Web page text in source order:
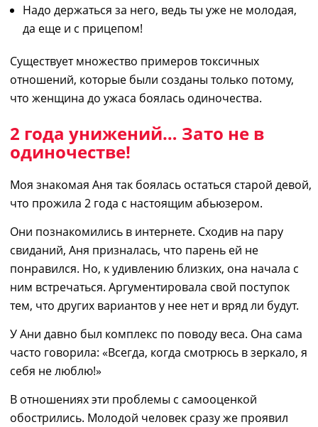
Надо держаться за него, ведьты уже не молодая,
да еще и с прицепом!
Существует множество примеров токсичных
отношений, которые были созданы только потому,
что женщина до ужаса боялась одиночества.
2 года унижений… Зато не в
одиночестве!
Моя знакомая Аня так боялась остаться старой девой,
что прожила 2 года с настоящим абьюзером.
Они познакомились в интернете. Сходив на пару
свиданий, Аня призналась, что парень ей не
понравился. Но, к удивлению близких, она начала с
ним встречаться. Аргументировала свой поступок
тем, что других вариантов у нее нет и вряд ли будут.
У Ани давно был комплекс по поводу веса. Она сама
часто говорила: «Всегда, когда смотрюсь в зеркало, я
себя не люблю!»
В отношениях эти проблемы с самооценкой
обострились. Молодой человек сразу же проявил